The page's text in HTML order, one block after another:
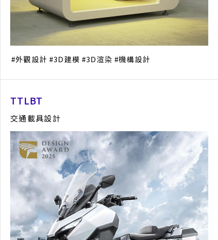
外觀設計 3D建模 3D渲染 機構設計
TTLBT
交通載具設計